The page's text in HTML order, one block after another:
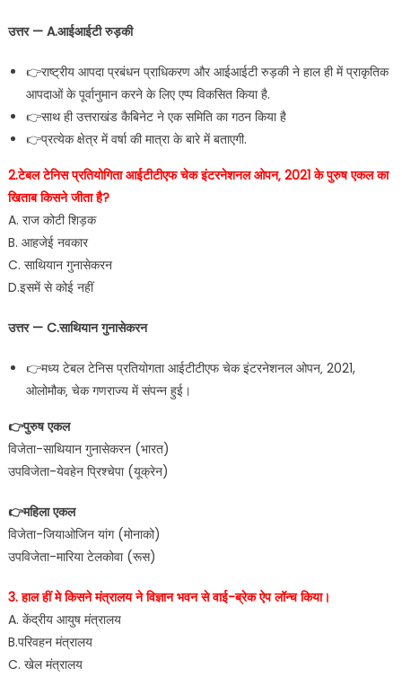
उत्तर — A.आईआईटी रुड़की
👉राष्ट्रीय आपदा प्रबंधन प्राधिकरण और आईआईटी रुड़की ने हाल ही में प्राकृतिक
आपदाओं के पूर्वानुमान करने के लिए एप्प विकसित किया है.
👉साथ ही उत्तराखंड कैबिनेट ने एक समिति का गठन किया है
👉प्रत्येक क्षेत्र में वर्षा की मात्रा के बारे में बताएगी.
2.टेबल टेनिस प्रतियोगिता आईटीटीएफ चेक इंटरनेशनल ओपन‚ 2021 के पुरुष एकल का
खिताब किसने जीता है?
A. राज कोटी शिड़क
B. आहजेई नवकार
C. साथियान गुनासेकरन
D.इसमें से कोई नहीं
उत्तर — C.साथियान गुनासेकरन
👉मध्य टेबल टेनिस प्रतियोगता आईटीटीएफ चेक इंटरनेशनल ओपन‚ 2021,
ओलोमौक‚ चेक गणराज्य में संपन्न हुई।
👉पुरुष एकल
विजेता-साथियान गुनासेकरन (भारत)
उपविजेता-येवहेन प्रिश्चेपा (यूक्रेन)
👉महिला एकल
विजेता-जियाओजिन यांग (मोनाको)
उपविजेता-मारिया टेलकोवा (रूस)
3. हाल हीं मे किसने मंत्रालय ने विज्ञान भवन से वाई-ब्रेक ऐप लॉन्च किया।
A. केंद्रीय आयुष मंत्रालय
B.परिवहन मंत्रालय
C. खेल मंत्रालय